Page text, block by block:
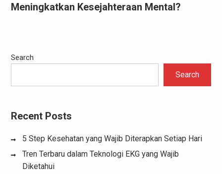
Meningkatkan Kesejahteraan Mental?
Search
Search
Recent Posts
5 Step Kesehatan yang Wajib Diterapkan Setiap Hari
Tren Terbaru dalam Teknologi EKG yang Wajib
Diketahui